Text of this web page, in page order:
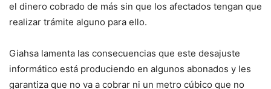
el dinero cobrado de más sin que los afectados tengan que
realizar trámite alguno para ello.
Giahsa lamenta las consecuencias que este desajuste
informático está produciendo en algunos abonados y les
garantiza que no va a cobrar ni un metro cúbico que no